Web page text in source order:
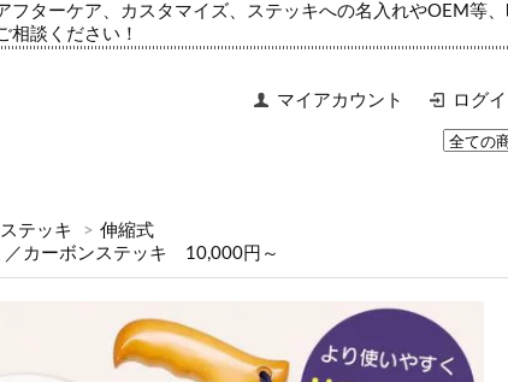
ターケア、カスタマイズ、ステッキへの名入れやOEM等
相談ください！
マイアカウント ログ
テッキ > 伸縮式
／カーボンステッキ 10,000円～